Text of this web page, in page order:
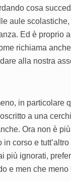
cosa
aule
Ed è proprio
richiama
alla nostra
in particolare
a una
Ora non è
corso e
più ignorati,
e men che meno